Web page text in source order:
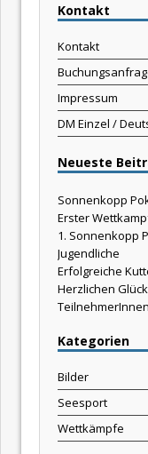
Kontakt
Kontakt
Impressum
DM Einzel /
Neueste
Sonnenkopp
Erster
1. Sonnenkopp
Jugendliche
Erfolgreiche
Herzlichen
TeilnehmerInnen
Kategorien
Bilder
Seesport
Wettkämpfe